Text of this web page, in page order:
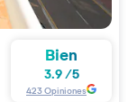
Bien
3.9/5
423Opiniones